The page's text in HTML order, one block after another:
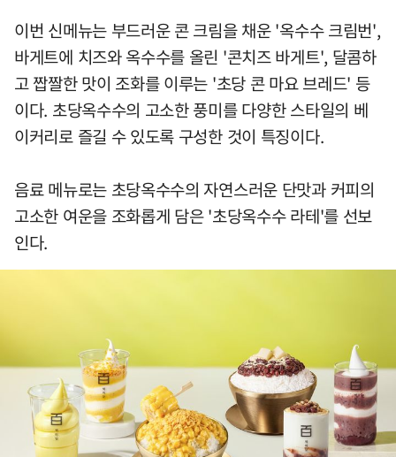
이번 신메뉴는 부드러운 콘 크림을 채운 '옥수수 크림번',
바게트에 치즈와 옥수수를 올린 '콘치즈 바게트', 달콤하
고 짭짤한 맛이 조화를 이루는 '초당 콘 마요 브레드' 등
이다. 초당옥수수의 고소한 풍미를 다양한 스타일의 베
이커리로 즐길 수 있도록 구성한 것이 특징이다.
음료 메뉴로는 초당옥수수의 자연스러운 단맛과 커피의
고소한 여운을 조화롭게 담은 '초당옥수수 라테'를 선보
인다.